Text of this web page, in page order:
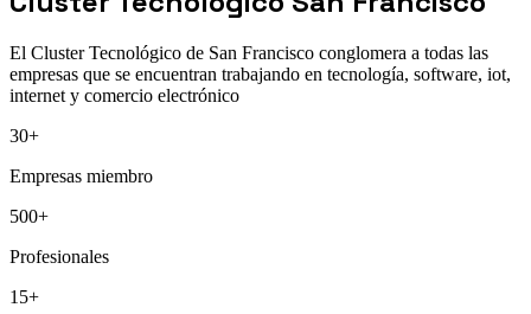
El Cluster Tecnológico de San Francisco conglomera a todas las
empresas que se encuentran trabajando en tecnología, software, iot,
internet y comercio electrónico
30+
Empresas miembro
500+
Profesionales
15+